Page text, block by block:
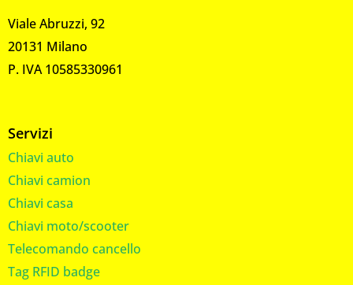
Viale Abruzzi, 92
20131 Milano
P. IVA 10585330961
Servizi
Chiavi auto
Chiavi camion
Chiavi casa
Chiavi moto/scooter
Telecomando cancello
Tag RFID badge